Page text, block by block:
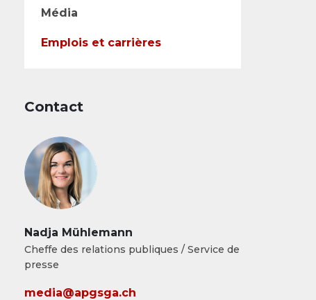
Média
Emplois et carrières
Contact
Nadja Mühlemann
Cheffe des relations publiques / Service de
presse
media@apgsga.ch